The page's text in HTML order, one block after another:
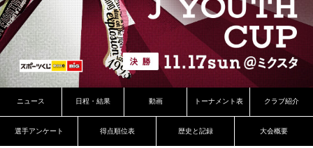
ニュース 日程・結果 動画 トーナメント表 クラブ紹介
選手アンケート 得点順位表 歴史と記録 大会概要